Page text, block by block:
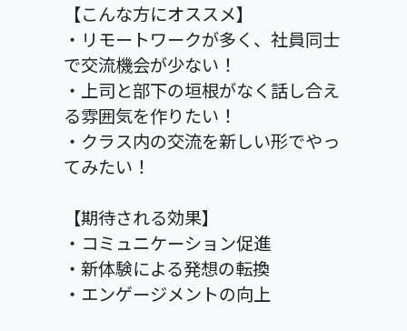
【こんな方にオススメ】
・リモートワークが多く、社員同士
で交流機会が少ない！
・上司と部下の垣根がなく話し合え
る雰囲気を作りたい！
・クラス内の交流を新しい形でやっ
てみたい！
【期待される効果】
・コミュニケーション促進
・新体験による発想の転換
・エンゲージメントの向上